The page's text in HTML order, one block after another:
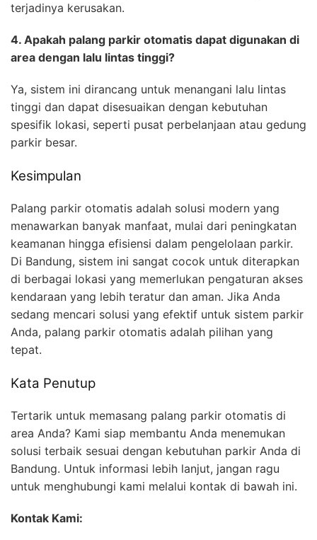
terjadinya kerusakan.
4. Apakah palang parkir otomatis dapat digunakan di
area dengan lalu lintas tinggi?
Ya, sistem ini dirancang untuk menangani lalu lintas
tinggi dan dapat disesuaikan dengan kebutuhan
spesifik lokasi, seperti pusat perbelanjaan atau gedung
parkir besar.
Kesimpulan
Palang parkir otomatis adalah solusi modern yang
menawarkan banyak manfaat, mulai dari peningkatan
keamanan hingga efisiensi dalam pengelolaan parkir.
Di Bandung, sistem ini sangat cocok untuk diterapkan
di berbagai lokasi yang memerlukan pengaturan akses
kendaraan yang lebih teratur dan aman. Jika Anda
sedang mencari solusi yang efektif untuk sistem parkir
Anda, palang parkir otomatis adalah pilihan yang
tepat.
Kata Penutup
Tertarik untuk memasang palang parkir otomatis di
area Anda? Kami siap membantu Anda menemukan
solusi terbaik sesuai dengan kebutuhan parkir Anda di
Bandung. Untuk informasi lebih lanjut, jangan ragu
untuk menghubungi kami melalui kontak di bawah ini.
Kontak Kami: